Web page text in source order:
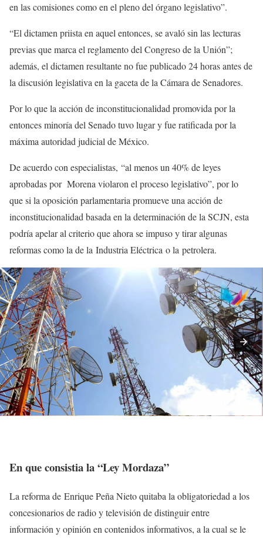
en las comisiones como en el pleno del órgano legislativo”.
“El dictamen priista en aquel entonces, se avaló sin las lecturas
previas que marca el reglamento del Congreso de la Unión”;
además, el dictamen resultante no fue publicado 24 horas antes de
la discusión legislativa en la gaceta de la Cámara de Senadores.
Por lo que la acción de inconstitucionalidad promovida por la
entonces minoría del Senado tuvo lugar y fue ratificada por la
máxima autoridad judicial de México.
De acuerdo con especialistas, “al menos un 40% de leyes
aprobadas por Morena violaron el proceso legislativo”, por lo
que si la oposición parlamentaria promueve una acción de
inconstitucionalidad basada en la determinación de la SCJN, esta
podría apelar al criterio que ahora se impuso y tirar algunas
reformas como la de la Industria Eléctrica o la petrolera.
En que consistia la “Ley Mordaza”
La reforma de Enrique Peña Nieto quitaba la obligatoriedad a los
concesionarios de radio y televisión de distinguir entre
información y opinión en contenidos informativos, a la cual se le